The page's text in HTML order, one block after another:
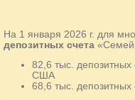
На 1 января 2026 г. для
депозитных счета
82,6 тыс.
США
68,6 тыс.